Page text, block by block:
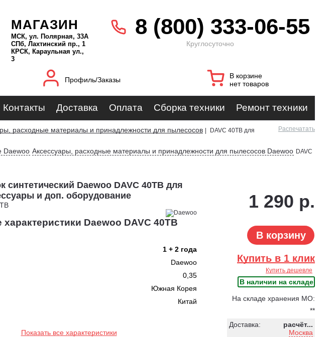
МАГАЗИН
МСК, ул. Полярная, 33А
СПб, Лахтинский пр., 1
КРСК, Караульная ул.,
3
8 (800) 333-06-55
Круглосуточно
Профиль/Заказы
В корзине
нет товаров
Контакты Доставка Оплата Сборка техники Ремонт техники
расходные материалы и принадлежности для пылесосов
DAVC 40ТB для
Распечатать
Daewoo Аксессуары, расходные материалы и принадлежности для пылесосов Daewoo DAVC
синтетический Daewoo DAVC 40ТB для
и доп. оборудование
характеристики Daewoo DAVC 40ТB
1 + 2 года
Daewoo
0,35
Южная Корея
Китай
Показать все характеристики
1 290 р.
В корзину
Купить в 1 клик
Купить дешевле
В наличии на складе
На складе хранения МО:
**
Доставка:
расчёт...
Москва